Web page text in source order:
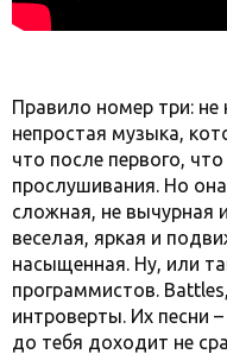
Правило номер три:
непростая музыка,
что после первого,
прослушивания. Но
сложная, не вычурная
веселая, яркая и
насыщенная. Ну, или
программистов.
интроверты. Их песни
до тебя доходит не